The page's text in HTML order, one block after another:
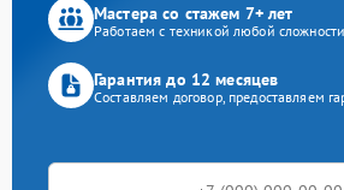
Мастера со стажем 7+ лет
Работаем с техникой любой сложности
Гарантия до 12 месяцев
Составляем договор, предоставляем